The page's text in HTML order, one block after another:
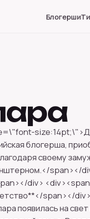
Блогерши
блогерша,
своему
span></
div>
span></
появилась на свет